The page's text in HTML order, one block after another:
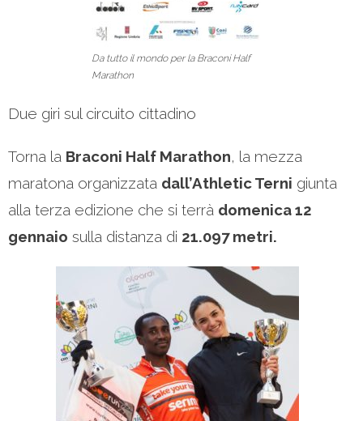
Da tutto il mondo per la Braconi Half
Marathon
Due giri sul circuito cittadino
Torna la Braconi Half Marathon, la mezza
maratona organizzata dall’Athletic Terni giunta
alla terza edizione che si terrà domenica 12
gennaio sulla distanza di 21.097 metri.